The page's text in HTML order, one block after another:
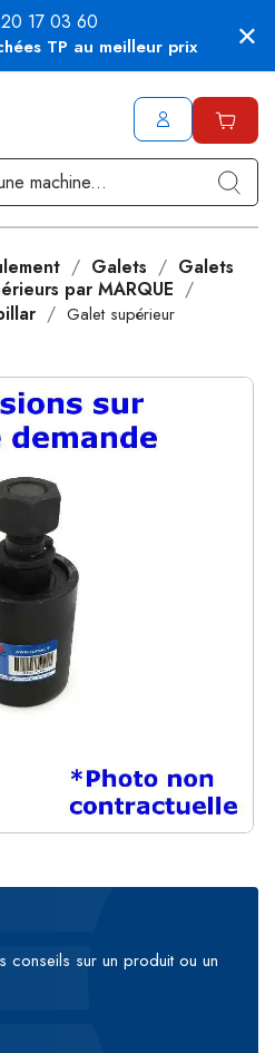
TP au meilleur prix
17 03 60
Galets
Galets
par MARQUE
Galet supérieur
conseils sur un produit ou un